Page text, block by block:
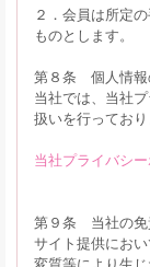
２．会員は所定
ものとします。
第８条 個人情報
当社では、当社
扱いを行っており
当社プライバシ
第９条 当社の免
サイト提供にお